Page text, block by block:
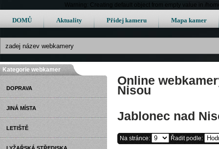
Warning: Creating default object from empty value in /
DOMŮ Aktuality Přidej kameru Mapa kamer
Online
Nisou
Jablonec nad
Na stránce: Řadit podle:
Kategorie webkamer
DOPRAVA
JINÁ MÍSTA
LETIŠTĚ